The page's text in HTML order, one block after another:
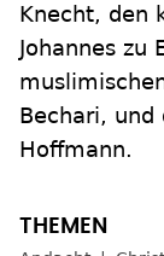
Knecht, den
Johannes zu
Bechari, und
Hoffmann.